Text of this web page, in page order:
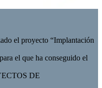
el proyecto “Implantación
el que ha conseguido el
DE